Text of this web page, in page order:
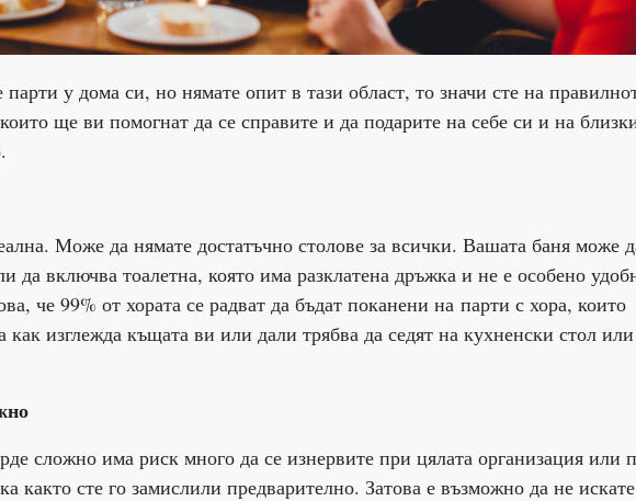
парти у дома си, но нямате опит в тази област, то значи сте на
ще ви помогнат да се справите и да подарите на себе си и на
Може да нямате достатъчно столове за всички. Вашата баня може
да включва тоалетна, която има разклатена дръжка и не е особено
че 99% от хората се радват да бъдат поканени на парти с хора, които
как изглежда къщата ви или дали трябва да седят на кухненски стол
о
сложно има риск много да се изнервите при цялата организация или
както сте го замислили предварително. Затова е възможно да не искате